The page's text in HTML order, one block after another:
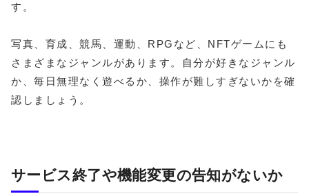
す。
写真、育成、競馬、運動、RPGなど、NFTゲームにも
さまざまなジャンルがあります。自分が好きなジャンル
か、毎日無理なく遊べるか、操作が難しすぎないかを確
認しましょう。
サービス終了や機能変更の告知がないか